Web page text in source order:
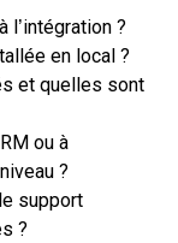
l’intégration ?
en local ?
et quelles sont
ou à
?
support
?